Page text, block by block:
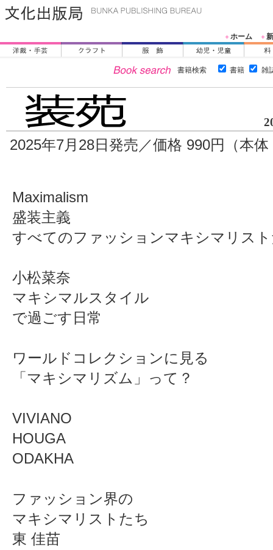
＋ホーム ＋
書籍検索 書籍 雑
2025年7月28日発売／価格 990円（本体
Maximalism
盛装主義
すべてのファッションマキシマリス
小松菜奈
マキシマルスタイル
で過ごす日常
ワールドコレクションに見る
「マキシマリズム」って？
VIVIANO
HOUGA
ODAKHA
ファッション界の
マキシマリストたち
東 佳苗